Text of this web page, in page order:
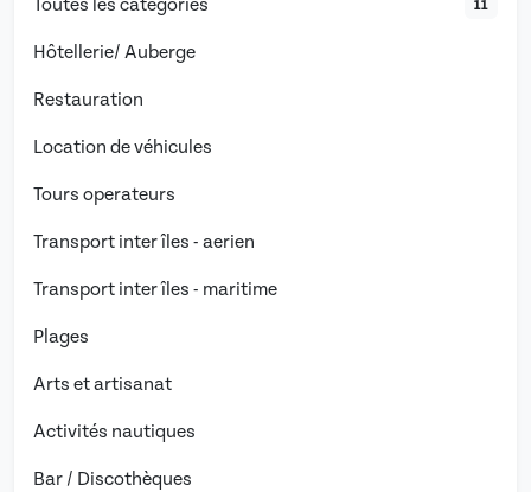
Toutes les catégories 11
Hôtellerie/ Auberge
Restauration
Location de véhicules
Tours operateurs
Transport inter îles - aerien
Transport inter îles - maritime
Plages
Arts et artisanat
Activités nautiques
Bar / Discothèques